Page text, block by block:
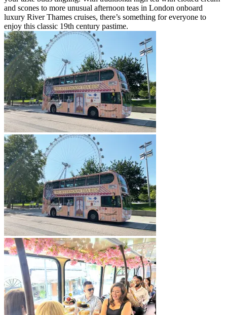
and scones to more unusual afternoon teas in London onboard
luxury River Thames cruises, there’s something for everyone to
enjoy this classic 19th century pastime.